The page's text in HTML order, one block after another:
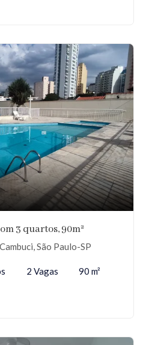
3 quartos, 90m²
São Paulo-SP
2 Vagas 90 m²